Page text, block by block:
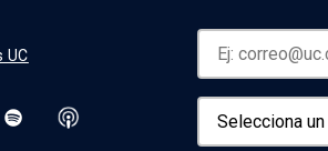
UC